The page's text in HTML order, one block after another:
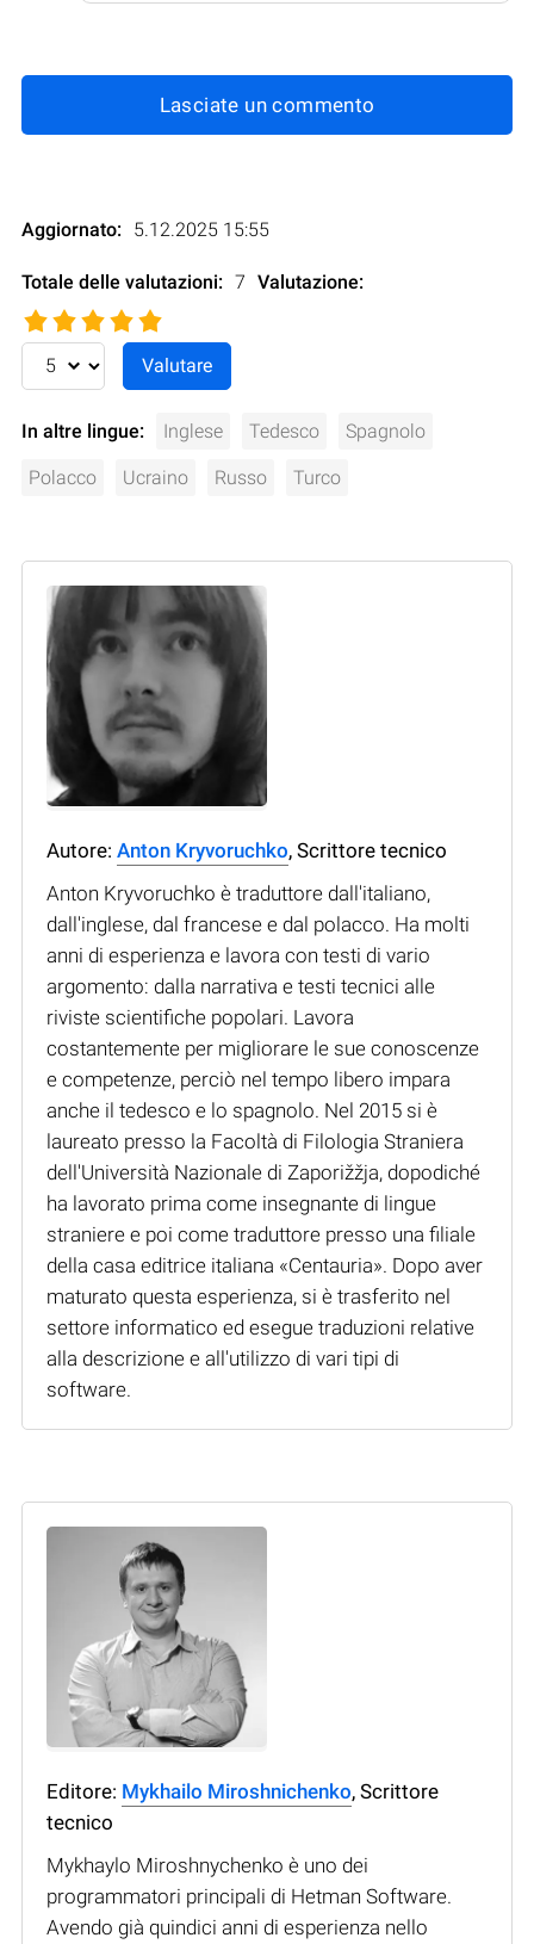
Lasciate un commento
Aggiornato: 5.12.2025 15:55
Totale delle valutazioni: 7 Valutazione:
In altre lingue: Inglese Tedesco Spagnolo
Polacco Ucraino Russo Turco
Autore: Anton Kryvoruchko, Scrittore tecnico
Anton Kryvoruchko è traduttore dall'italiano,
dall'inglese, dal francese e dal polacco. Ha molti
anni di esperienza e lavora con testi di vario
argomento: dalla narrativa e testi tecnici alle
riviste scientifiche popolari. Lavora
costantemente per migliorare le sue conoscenze
e competenze, perciò nel tempo libero impara
anche il tedesco e lo spagnolo. Nel 2015 si è
laureato presso la Facoltà di Filologia Straniera
dell'Università Nazionale di Zaporižžja, dopodiché
ha lavorato prima come insegnante di lingue
straniere e poi come traduttore presso una filiale
della casa editrice italiana «Centauria». Dopo aver
maturato questa esperienza, si è trasferito nel
settore informatico ed esegue traduzioni relative
alla descrizione e all'utilizzo di vari tipi di
software.
Editore: Mykhailo Miroshnichenko, Scrittore
tecnico
Mykhaylo Miroshnychenko è uno dei
programmatori principali di Hetman Software.
Avendo già quindici anni di esperienza nello